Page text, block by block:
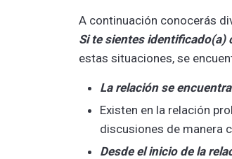
A continuación conocerás
Si te sientes identificado(a)
estas situaciones, se
La relación se
Existen en la relación
discusiones de manera
Desde el inicio de la